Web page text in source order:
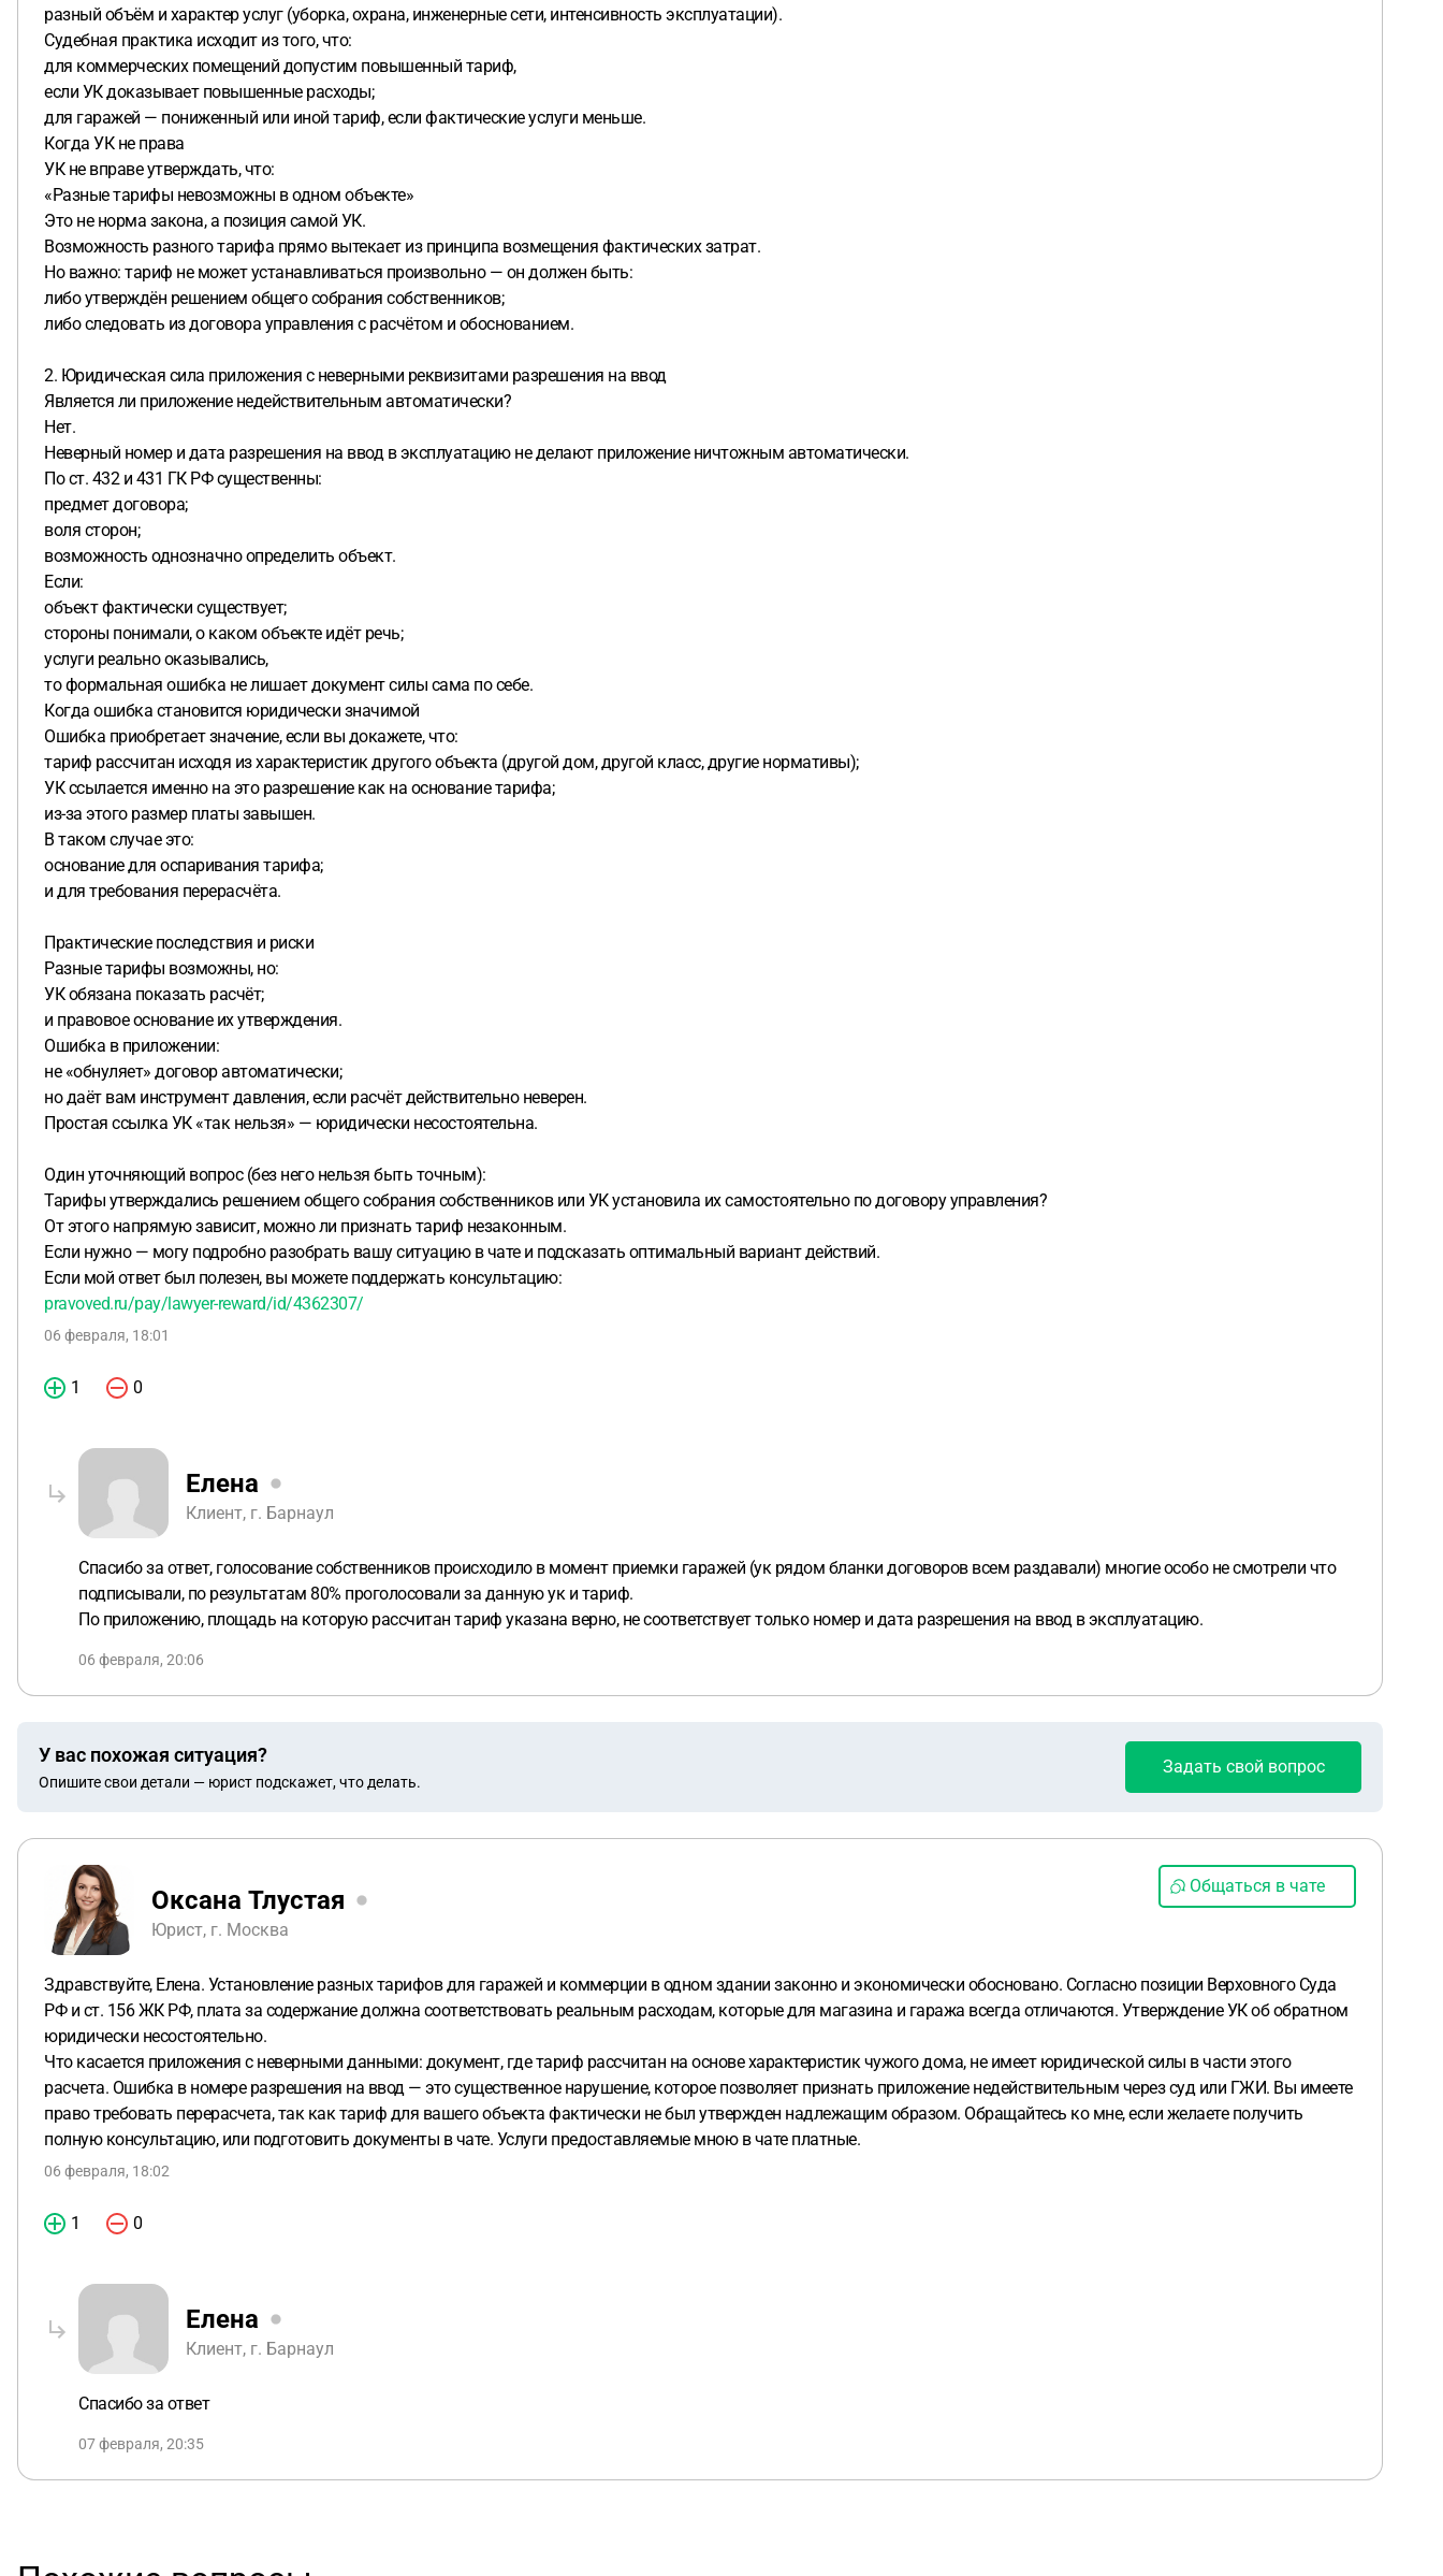
разный объём и характер услуг (уборка, охрана, инженерные сети, интенсивность эксплуатации).
Судебная практика исходит из того, что:
для коммерческих помещений допустим повышенный тариф,
если УК доказывает повышенные расходы;
для гаражей — пониженный или иной тариф, если фактические услуги меньше.
Когда УК не права
УК не вправе утверждать, что:
«Разные тарифы невозможны в одном объекте»
Это не норма закона, а позиция самой УК.
Возможность разного тарифа прямо вытекает из принципа возмещения фактических затрат.
Но важно: тариф не может устанавливаться произвольно — он должен быть:
либо утверждён решением общего собрания собственников;
либо следовать из договора управления с расчётом и обоснованием.
2. Юридическая сила приложения с неверными реквизитами разрешения на ввод
Является ли приложение недействительным автоматически?
Нет.
Неверный номер и дата разрешения на ввод в эксплуатацию не делают приложение ничтожным автоматически.
По ст. 432 и 431 ГК РФ существенны:
предмет договора;
воля сторон;
возможность однозначно определить объект.
Если:
объект фактически существует;
стороны понимали, о каком объекте идёт речь;
услуги реально оказывались,
то формальная ошибка не лишает документ силы сама по себе.
Когда ошибка становится юридически значимой
Ошибка приобретает значение, если вы докажете, что:
тариф рассчитан исходя из характеристик другого объекта (другой дом, другой класс, другие нормативы);
УК ссылается именно на это разрешение как на основание тарифа;
из-за этого размер платы завышен.
В таком случае это:
основание для оспаривания тарифа;
и для требования перерасчёта.
Практические последствия и риски
Разные тарифы возможны, но:
УК обязана показать расчёт;
и правовое основание их утверждения.
Ошибка в приложении:
не «обнуляет» договор автоматически;
но даёт вам инструмент давления, если расчёт действительно неверен.
Простая ссылка УК «так нельзя» — юридически несостоятельна.
Один уточняющий вопрос (без него нельзя быть точным):
Тарифы утверждались решением общего собрания собственников или УК установила их самостоятельно по договору управления?
От этого напрямую зависит, можно ли признать тариф незаконным.
Если нужно — могу подробно разобрать вашу ситуацию в чате и подсказать оптимальный вариант действий.
Если мой ответ был полезен, вы можете поддержать консультацию:
pravoved.ru/pay/lawyer-reward/id/4362307/
06 февраля, 18:01
1 0
Елена
Клиент, г. Барнаул
Спасибо за ответ, голосование собственников происходило в момент приемки гаражей (ук рядом бланки договоров всем раздавали) многие особо не смотрели что
подписывали, по результатам 80% проголосовали за данную ук и тариф.
По приложению, площадь на которую рассчитан тариф указана верно, не соответствует только номер и дата разрешения на ввод в эксплуатацию.
06 февраля, 20:06
У вас похожая ситуация?
Опишите свои детали — юрист подскажет, что делать.
Задать свой вопрос
Оксана Тлустая
Юрист, г. Москва
Общаться в чате
Здравствуйте, Елена. Установление разных тарифов для гаражей и коммерции в одном здании законно и экономически обосновано. Согласно позиции Верховного Суда
РФ и ст. 156 ЖК РФ, плата за содержание должна соответствовать реальным расходам, которые для магазина и гаража всегда отличаются. Утверждение УК об обратном
юридически несостоятельно.
Что касается приложения с неверными данными: документ, где тариф рассчитан на основе характеристик чужого дома, не имеет юридической силы в части этого
расчета. Ошибка в номере разрешения на ввод — это существенное нарушение, которое позволяет признать приложение недействительным через суд или ГЖИ. Вы имеете
право требовать перерасчета, так как тариф для вашего объекта фактически не был утвержден надлежащим образом. Обращайтесь ко мне, если желаете получить
полную консультацию, или подготовить документы в чате. Услуги предоставляемые мною в чате платные.
06 февраля, 18:02
1 0
Елена
Клиент, г. Барнаул
Спасибо за ответ
07 февраля, 20:35